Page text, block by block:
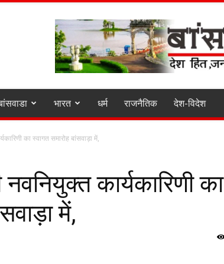
भारत धर्म राजनैतिक देश-विदेश
का स्वागत समारोह बांसवाड़ा में,
कार्यकारिणी का
में,